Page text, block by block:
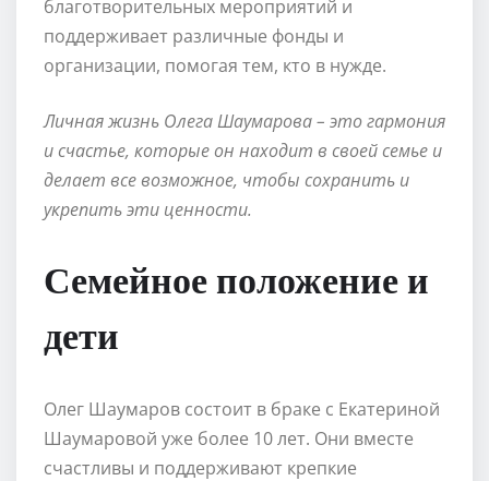
благотворительных мероприятий и
поддерживает различные фонды и
организации, помогая тем, кто в нужде.
Личная жизнь Олега Шаумарова – это гармония
и счастье, которые он находит в своей семье и
делает все возможное, чтобы сохранить и
укрепить эти ценности.
Семейное положение и
дети
Олег Шаумаров состоит в браке с Екатериной
Шаумаровой уже более 10 лет. Они вместе
счастливы и поддерживают крепкие